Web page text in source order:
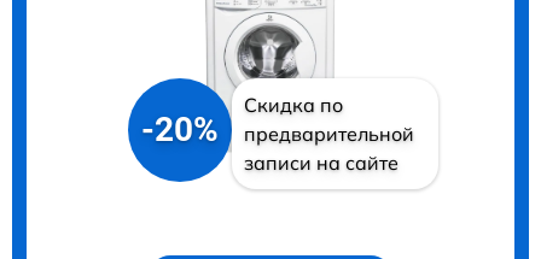
-20%
Скидка по
предварительной
записи на сайте